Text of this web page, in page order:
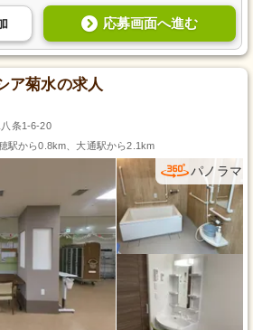
応募画面へ進む
ア菊水の求人
条1-6-20
駅から0.8km、大通駅から2.1km
パノラマ